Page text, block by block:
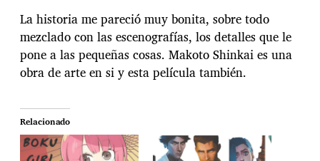
La historia me pareció muy bonita, sobre todo
mezclado con las escenografías, los detalles que le
pone a las pequeñas cosas. Makoto Shinkai es una
obra de arte en si y esta película también.
Relacionado